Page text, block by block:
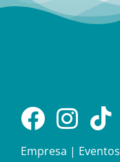
Empresa | Eventos